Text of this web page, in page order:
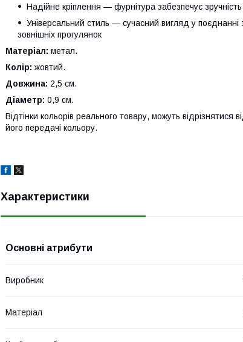
Надійне кріплення — фурнітура забезпечує
Універсальний стиль — сучасний вигляд у поєднанні
зовнішніх прогулянок
Матеріал: метал.
Колір: жовтий.
Довжина: 2,5 см.
Діаметр: 0,9 см.
Відтінки кольорів реального товару, можуть
його передачі кольору.
Характеристики
Основні атрибути
Виробник
Матеріал